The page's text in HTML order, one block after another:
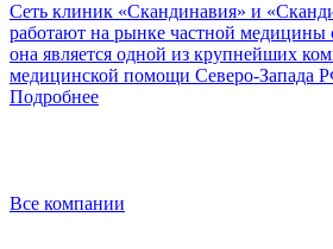
Сеть клиник «Скандинавия» и
работают на рынке частной медицины
она является одной из крупнейших
медицинской помощи Северо-Запада
Подробнее
Все компании